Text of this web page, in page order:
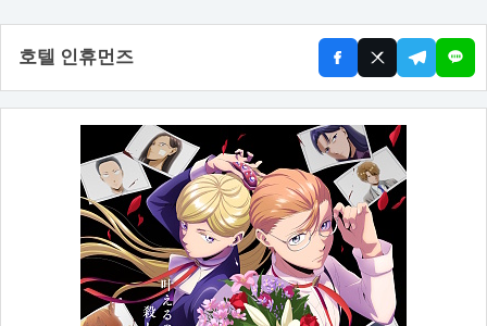
호텔 인휴먼즈